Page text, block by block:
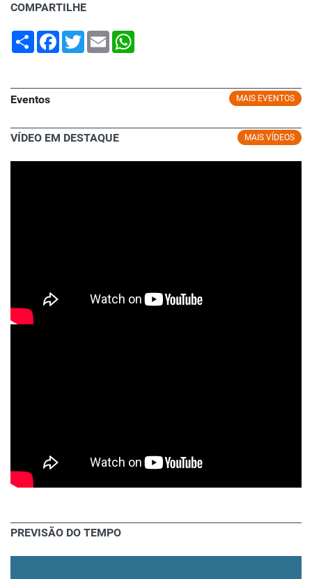
COMPARTILHE
Share Facebook
TwitterEmail
MAIS EVENTOS
Eventos
MAIS VÍDEOS
VÍDEO EM DESTAQUE
PREVISÃO DO TEMPO